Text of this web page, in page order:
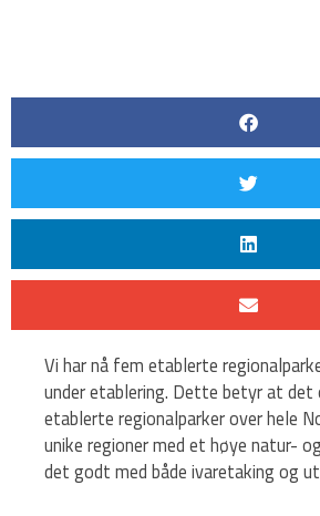
Vi har nå fem etablerte
under etablering. Dette betyr at
etablerte regionalparker over hele
unike regioner med et høye natur-
det godt med både ivaretaking og